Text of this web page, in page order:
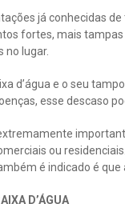
já conhecidas
fortes, mais
no lugar.
d’água e o seu
esse descaso
ou
é indicado é
D’ÁGUA